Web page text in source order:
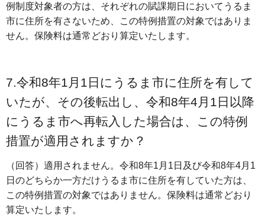
例制度対象者の方は、それぞれの賦課期日においてうるま
市に住所を有さないため、この特例措置の対象ではありま
せん。保険料は通常どおり算定いたします。
7.令和8年1月1日にうるま市に住所を有して
いたが、その後転出し、令和8年4月1日以降
にうるま市へ再転入した場合は、この特例
措置が適用されますか？
（回答）適用されません。令和8年1月1日及び令和8年4月1
日のどちらか一方だけうるま市に住所を有していた方は、
この特例措置の対象ではありません。保険料は通常どおり
算定いたします。